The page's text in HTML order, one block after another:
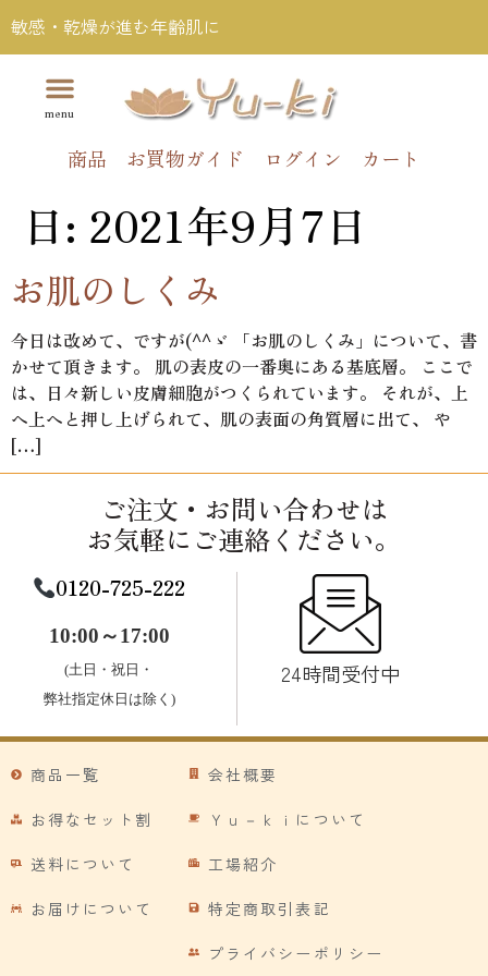
敏感・乾燥が進む年齢肌に
商品 お買物ガイド ログイン カート
日: 2021年9月7日
お肌のしくみ
今日は改めて、ですが(^^ゞ 「お肌のしくみ」について、書
かせて頂きます。 肌の表皮の一番奥にある基底層。 ここで
は、日々新しい皮膚細胞がつくられています。 それが、上
へ上へと押し上げられて、肌の表面の角質層に出て、 や
[…]
ご注文・お問い合わせは
お気軽にご連絡ください。
0120-725-222
10:00～17:00
(土日・祝日・
弊社指定休日は除く)
24時間受付中
商品一覧
お得なセット割
送料について
お届けについて
会社概要
Ｙｕ－ｋｉについて
工場紹介
特定商取引表記
プライバシーポリシー